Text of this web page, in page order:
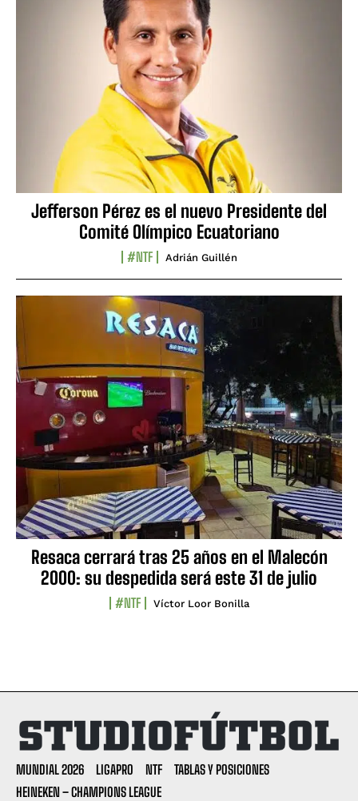
Jefferson Pérez es el nuevo Presidente del
Comité Olímpico Ecuatoriano
#NTF Adrián Guillén
Resaca cerrará tras 25 años en el Malecón
2000: su despedida será este 31 de julio
#NTF Víctor Loor Bonilla
MUNDIAL 2026 LIGAPRO NTF
TABLAS Y POSICIONES
HEINEKEN – CHAMPIONS LEAGUE